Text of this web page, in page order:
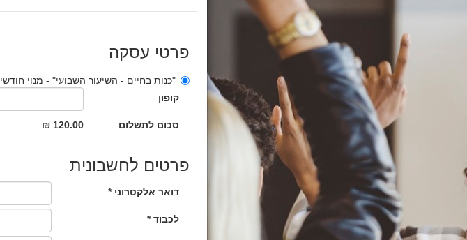
פרטי עסקה
"כנות בחיים - השיעור השבועי" - מנוי חודשי
קופון
סכום לתשלום 120.00 ₪
פרטים לחשבונית
דואר אלקטרוני *
לכבוד *